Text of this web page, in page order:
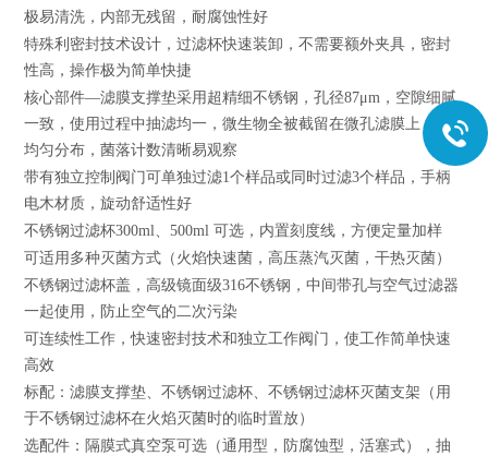
极易清洗，内部无残留，耐腐蚀性好
特殊利密封技术设计，过滤杯快速装卸，不需要额外夹具，密封
性高，操作极为简单快捷
核心部件—滤膜支撑垫采用超精细不锈钢，孔径87μm，空隙细腻
一致，使用过程中抽滤均一，微生物全被截留在微孔滤膜上，并
均匀分布，菌落计数清晰易观察
带有独立控制阀门可单独过滤1个样品或同时过滤3个样品，手柄
电木材质，旋动舒适性好
不锈钢过滤杯300ml、500ml 可选，内置刻度线，方便定量加样
可适用多种灭菌方式（火焰快速菌，高压蒸汽灭菌，干热灭菌）
不锈钢过滤杯盖，高级镜面级316不锈钢，中间带孔与空气过滤器
一起使用，防止空气的二次污染
可连续性工作，快速密封技术和独立工作阀门，使工作简单快速
高效
标配：滤膜支撑垫、不锈钢过滤杯、不锈钢过滤杯灭菌支架（用
于不锈钢过滤杯在火焰灭菌时的临时置放）
选配件：隔膜式真空泵可选（通用型，防腐蚀型，活塞式），抽